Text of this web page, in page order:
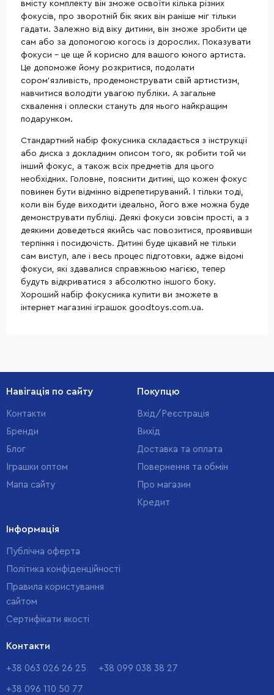
вмісту комплекту він зможе освоїти кілька різних
фокусів, про зворотній бік яких він раніше міг тільки
гадати. Залежно від віку дитини, він зможе зробити це
сам або за допомогою когось із дорослих. Показувати
фокуси - це ще й корисно для вашого юного артиста.
Це допоможе йому розкритися, подолати
сором'язливість, продемонструвати свій артистизм,
навчитися володіти увагою публіки. А загальне
схвалення і оплески стануть для нього найкращим
подарунком.
Стандартний набір фокусника складається з інструкції
або диска з докладним описом того, як робити той чи
інший фокус, а також всіх предметів для цього
необхідних. Головне, пояснити дитині, що кожен фокус
повинен бути відмінно відрепетируваний. І тільки тоді,
коли він буде виходити ідеально, його вже можна буде
демонструвати публіці. Деякі фокуси зовсім прості, а з
деякими доведеться якийсь час повозитися, проявивши
терпіння і посидючість. Дитині буде цікавий не тільки
сам виступ, але і весь процес підготовки, адже відомі
фокуси, які здавалися справжньою магією, тепер
будуть відкриватися з абсолютно іншого боку.
Хороший набір фокусника купити ви зможете в
інтернет магазині іграшок goodtoys.com.ua.
Навігація по сайту
Контакти
Бренди
Блог
Іграшки оптом
Мапа сайту
Покупцю
Вхід/Реєстрація
Вихід
Доставка та оплата
Повернення та обмін
Про магазин
Кредит
Інформація
Публічна оферта
Політика конфіденційності
Правила користування
сайтом
Cертифікати якості
Контакти
+38 063 026 26 25 +38 099 038 38 27
+38 096 110 50 77